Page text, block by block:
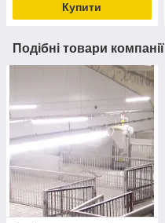
Купити
Подібні товари компанії